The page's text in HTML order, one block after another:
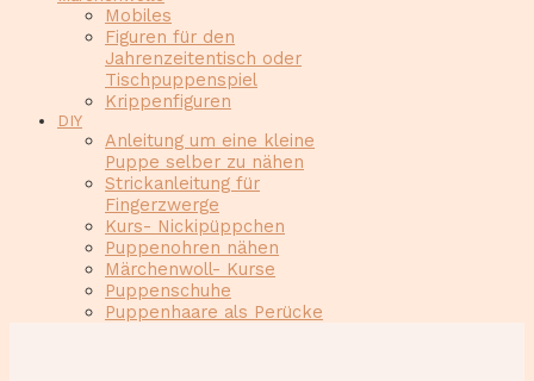
Mobiles
Figuren für den
Jahrenzeitentisch oder
Tischpuppenspiel
Krippenfiguren
DIY
Anleitung um eine kleine
Puppe selber zu nähen
Strickanleitung für
Fingerzwerge
Kurs- Nickipüppchen
Puppenohren nähen
Märchenwoll- Kurse
Puppenschuhe
Puppenhaare als Perücke